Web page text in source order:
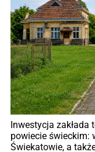
Inwestycja
powiecie świeckim:
Świekatowie, a